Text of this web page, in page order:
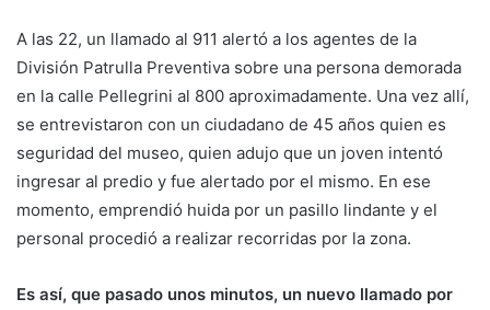
A las 22, un llamado al 911 alertó a los agentes de la
División Patrulla Preventiva sobre una persona demorada
en la calle Pellegrini al 800 aproximadamente. Una vez allí,
se entrevistaron con un ciudadano de 45 años quien es
seguridad del museo, quien adujo que un joven intentó
ingresar al predio y fue alertado por el mismo. En ese
momento, emprendió huida por un pasillo lindante y el
personal procedió a realizar recorridas por la zona.
Es así, que pasado unos minutos, un nuevo llamado por